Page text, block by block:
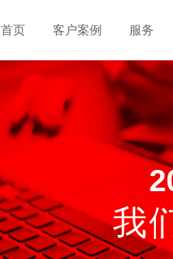
首页 客户案例 服务
客户案例 观点
首页 客户案例 服务
客户案例 观点
移
我